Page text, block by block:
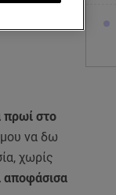
πρωί στο
να δω
χωρίς
αποφάσισα